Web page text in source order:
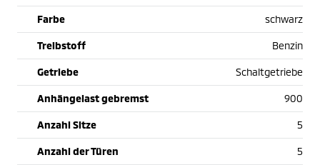
Farbe schwarz
Treibstoff Benzin
Getriebe Schaltgetriebe
Anhängelast gebremst 900
Anzahl Sitze 5
Anzahl der Türen 5